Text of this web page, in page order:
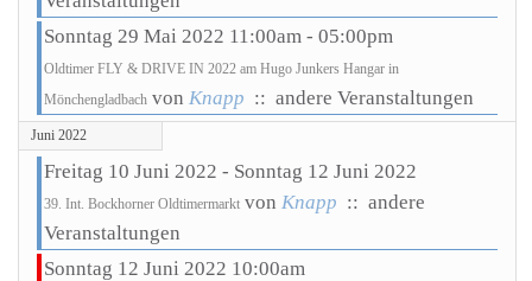
Sonntag 29 Mai 2022 11:00am - 05:00pm
Oldtimer FLY & DRIVE IN 2022 am Hugo Junkers Hangar in
Mönchengladbach von Knapp :: andere Veranstaltungen
Juni 2022
Freitag 10 Juni 2022 - Sonntag 12 Juni 2022
39. Int. Bockhorner Oldtimermarkt von Knapp :: andere
Veranstaltungen
Sonntag 12 Juni 2022 10:00am